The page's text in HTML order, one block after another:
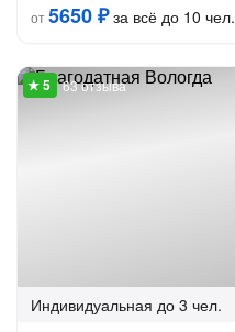
от5650 ₽за всё до 10 чел.
63 отзыва
Индивидуальная до 3 чел.